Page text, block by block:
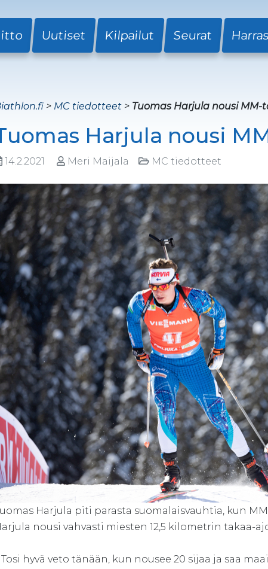
Uutiset Kilpailut Seurat
> MC tiedotteet > Tuomas Harjula nousi MM-
Harjula nousi
14.2.2021 Meri Maijala MC tiedotteet
Harjula piti parasta suomalaisvauhtia, kun
nousi vahvasti miesten 12,5 kilometrin takaa-
Tosi hyvä veto tänään, kun nousee 20 sijaa ja saa